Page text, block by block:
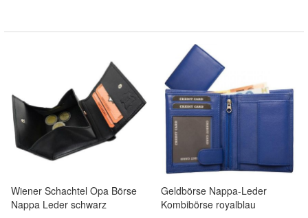
Wiener Schachtel Opa Börse
Nappa Leder schwarz
Geldbörse Nappa-Leder
Kombibörse royalblau